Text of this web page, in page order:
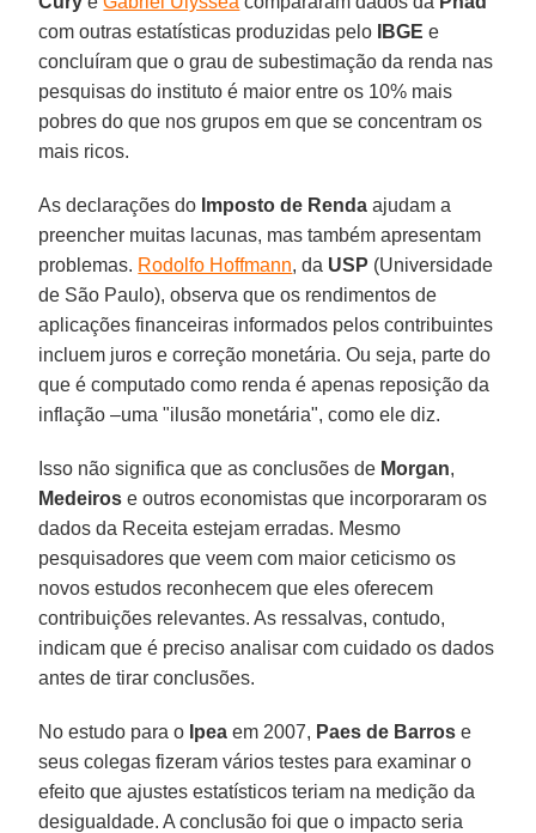
com outras estatísticas produzidas pelo
IBGE e
concluíram que o grau de subestimação da renda nas
pesquisas do instituto é maior entre os 10% mais
pobres do que nos grupos em que se concentram os
mais ricos.
As declarações do Imposto de Renda ajudam a
preencher muitas lacunas, mas também apresentam
problemas. Rodolfo Hoffmann, da USP (Universidade
de São Paulo), observa que os rendimentos de
aplicações financeiras informados pelos contribuintes
incluem juros e correção monetária. Ou seja, parte do
que é computado como renda é apenas reposição da
inflação –uma "ilusão monetária", como ele diz.
Isso não significa que as conclusões de Morgan,
Medeiros e outros economistas que incorporaram os
dados da Receita estejam erradas. Mesmo
pesquisadores que veem com maior ceticismo os
novos estudos reconhecem que eles oferecem
contribuições relevantes. As ressalvas, contudo,
indicam que é preciso analisar com cuidado os dados
antes de tirar conclusões.
No estudo para o Ipea em 2007, Paes de Barros e
seus colegas fizeram vários testes para examinar o
efeito que ajustes estatísticos teriam na medição da
desigualdade. A conclusão foi que o impacto seria